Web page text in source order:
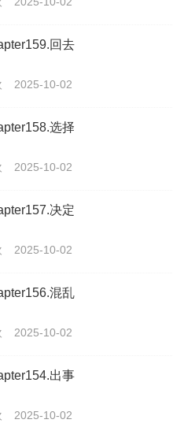
回去
2025-10-02
选择
2025-10-02
决定
2025-10-02
混乱
2025-10-02
出事
2025-10-02